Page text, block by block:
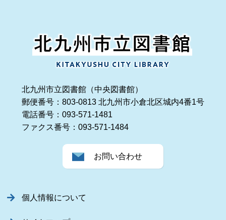
北九州市立図書館（中央図書館）
郵便番号：803-0813 北九州市小倉北区城内4番1号
電話番号：093-571-1481
ファクス番号：093-571-1484
お問い合わせ
個人情報について